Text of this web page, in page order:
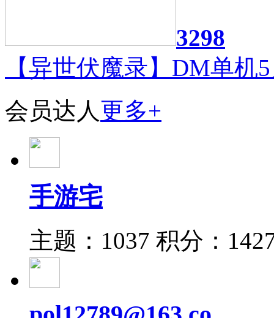
3298
【异世伏魔录】DM单机
会员达人更多+
手游宅
主题：1037 积分：